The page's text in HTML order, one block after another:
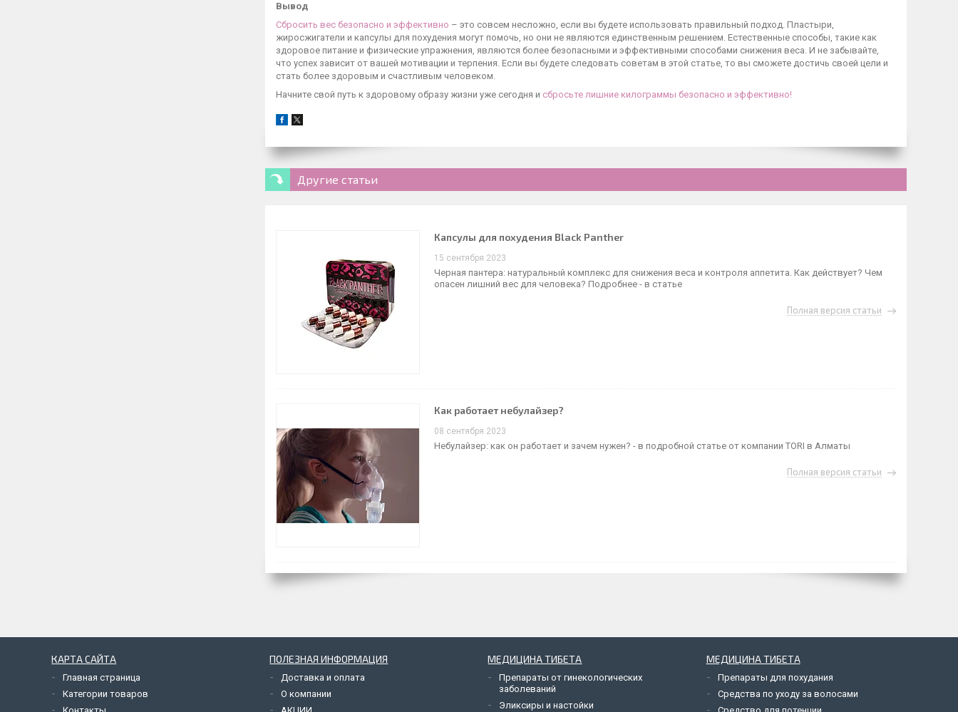
Вывод
Сбросить вес безопасно и эффективно – это совсем несложно, если вы будете использовать правильный подход. Пластыри,
жиросжигатели и капсулы для похудения могут помочь, но они не являются единственным решением. Естественные способы, такие как
здоровое питание и физические упражнения, являются более безопасными и эффективными способами снижения веса. И не забывайте,
что успех зависит от вашей мотивации и терпения. Если вы будете следовать советам в этой статье, то вы сможете достичь своей цели и
стать более здоровым и счастливым человеком.
Начните свой путь к здоровому образу жизни уже сегодня и сбросьте лишние килограммы безопасно и эффективно!
Другие статьи
Капсулы для похудения Black Panther
15 сентября 2023
Черная пантера: натуральный комплекс для снижения веса и контроля аппетита. Как действует? Чем
опасен лишний вес для человека? Подробнее - в статье
Полная версия статьи
Как работает небулайзер?
08 сентября 2023
Небулайзер: как он работает и зачем нужен? - в подробной статье от компании TORI в Алматы
Полная версия статьи
КАРТА САЙТА
Главная страница
Категории товаров
ПОЛЕЗНАЯ ИНФОРМАЦИЯ
Доставка и оплата
О компании
МЕДИЦИНА ТИБЕТА
Препараты от гинекологических
заболеваний
Эликсиры и настойки
МЕДИЦИНА ТИБЕТА
Препараты для похудания
Средства по уходу за волосами